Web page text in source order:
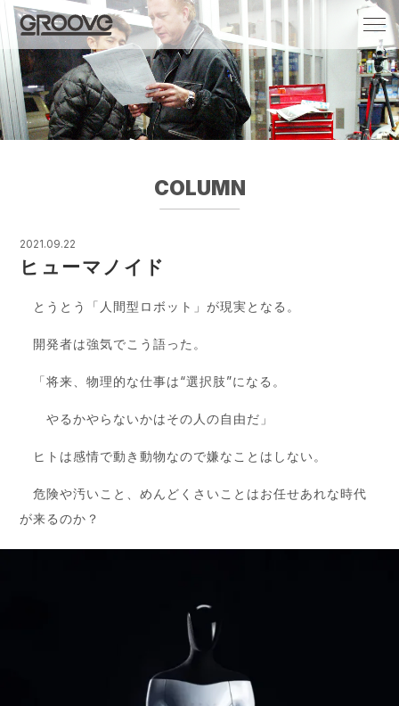
Groove 自転車 カフェ 輸入車・国産車のチ
ューニング/販売
COLUMN
2021.09.22
ヒューマノイド
とうとう「人間型ロボット」が現実となる。
開発者は強気でこう語った。
「将来、物理的な仕事は“選択肢”になる。
やるかやらないかはその人の自由だ」
ヒトは感情で動き動物なので嫌なことはしない。
危険や汚いこと、めんどくさいことはお任せあれな時代
が来るのか？